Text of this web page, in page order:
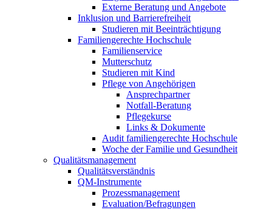
Externe Beratung und Angebote
Inklusion und Barrierefreiheit
Studieren mit Beeinträchtigung
Familiengerechte Hochschule
Familienservice
Mutterschutz
Studieren mit Kind
Pflege von Angehörigen
Ansprechpartner
Notfall-Beratung
Pflegekurse
Links & Dokumente
Audit familiengerechte Hochschule
Woche der Familie und Gesundheit
Qualitätsmanagement
Qualitätsverständnis
QM-Instrumente
Prozessmanagement
Evaluation/Befragungen